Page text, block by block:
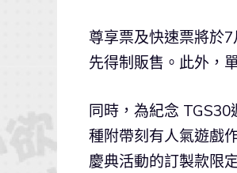
尊享票及快速票將於
先得制販售。此外，
同時，為紀念
種附帶刻有人氣遊戲
慶典活動的訂製款限